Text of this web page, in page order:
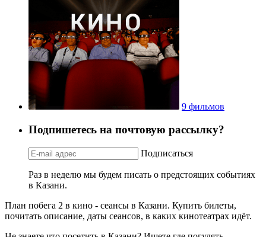
9 фильмов
Подпишетесь на почтовую рассылку?
Подписаться
Раз в неделю мы будем писать о предстоящих событиях
в Казани.
План побега 2 в кино - сеансы в Казани. Купить билеты,
почитать описание, даты сеансов, в каких кинотеатрах идёт.